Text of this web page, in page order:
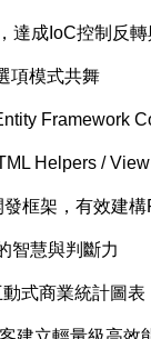
成IoC控制反轉
項模式共舞
Framework
Helpers / View
框架，有效建構
慧與判斷力
式商業統計圖表